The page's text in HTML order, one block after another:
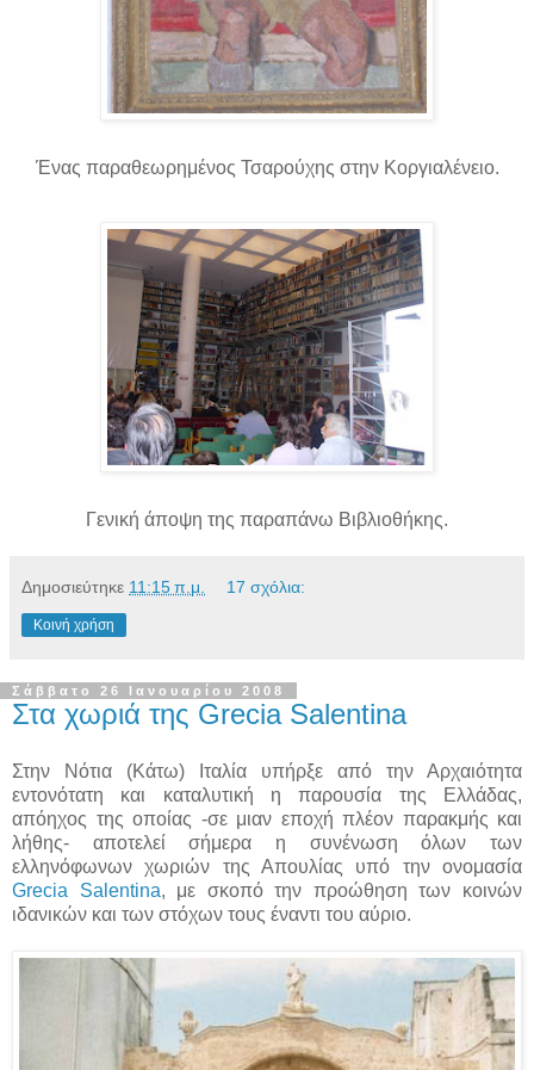
Ένας παραθεωρημένος Τσαρούχης στην Κοργιαλένειο.
Γενική άποψη της παραπάνω Βιβλιοθήκης.
Δημοσιεύτηκε 11:15 π.μ. 17 σχόλια:
Κοινή χρήση
Σάββατο 26 Ιανουαρίου 2008
Στα χωριά της Grecia Salentina
Στην Νότια (Κάτω) Ιταλία υπήρξε από την Αρχαιότητα
εντονότατη και καταλυτική η παρουσία της Ελλάδας,
απόηχος της οποίας -σε μιαν εποχή πλέον παρακμής και
λήθης- αποτελεί σήμερα η συνένωση όλων των
ελληνόφωνων χωριών της Απουλίας υπό την ονομασία
Grecia Salentina, με σκοπό την προώθηση των κοινών
ιδανικών και των στόχων τους έναντι του αύριο.